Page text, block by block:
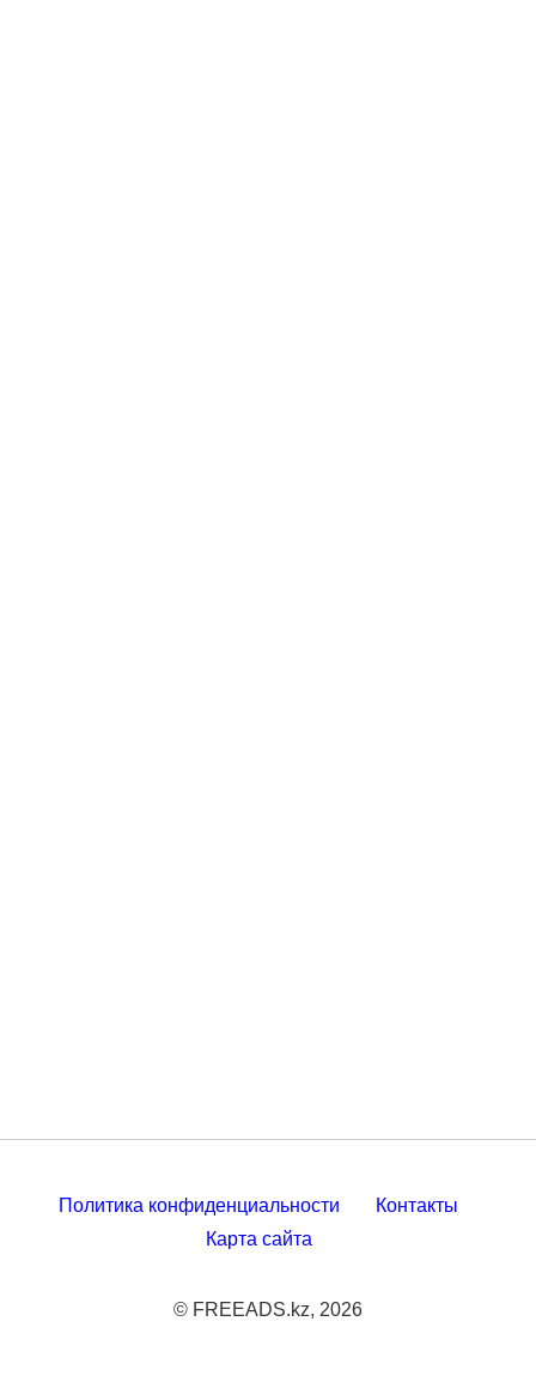
Политика конфиденциальности
Контакты
Карта сайта
© FREEADS.kz, 2026